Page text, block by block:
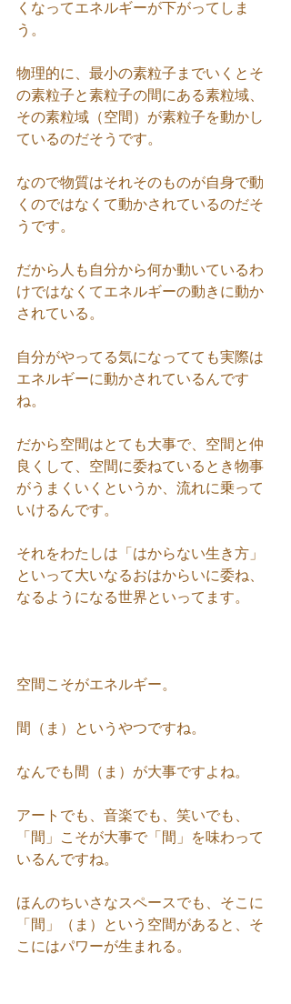
くなってエネルギーが下がってしま
う。
物理的に、最小の素粒子までいくとそ
の素粒子と素粒子の間にある素粒域、
その素粒域（空間）が素粒子を動かし
ているのだそうです。
なので物質はそれそのものが自身で動
くのではなくて動かされているのだそ
うです。
だから人も自分から何か動いているわ
けではなくてエネルギーの動きに動か
されている。
自分がやってる気になってても実際は
エネルギーに動かされているんです
ね。
だから空間はとても大事で、空間と仲
良くして、空間に委ねているとき物事
がうまくいくというか、流れに乗って
いけるんです。
それをわたしは「はからない生き方」
といって大いなるおはからいに委ね、
なるようになる世界といってます。
空間こそがエネルギー。
間（ま）というやつですね。
なんでも間（ま）が大事ですよね。
アートでも、音楽でも、笑いでも、
「間」こそが大事で「間」を味わって
いるんですね。
ほんのちいさなスペースでも、そこに
「間」（ま）という空間があると、そ
こにはパワーが生まれる。